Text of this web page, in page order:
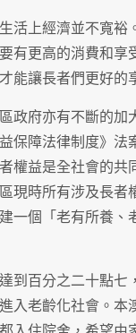
活上經濟並不寬裕
有更高的消費和享
能讓長者們更好的
政府亦有不斷的加
保障法律制度》法
權益是全社會的共
現時所有涉及長者
一個「老有所養、
到百分之二十點七
入老齡化社會。本